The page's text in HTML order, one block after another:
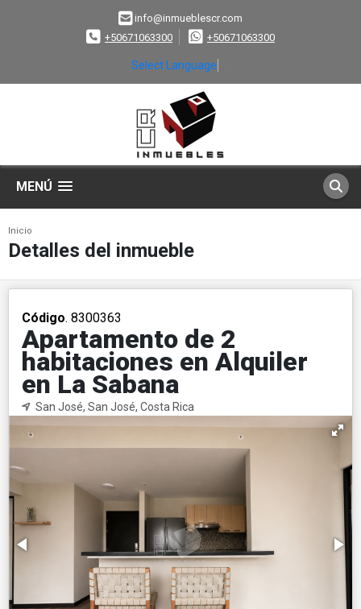
info@inmueblescr.com
+50671063300
+50671063300
Select Language
MENÚ
Inicio
Detalles del inmueble
Código. 8300363
Apartamento de 2
habitaciones en Alquiler
en La Sabana
San José, San José, Costa Rica